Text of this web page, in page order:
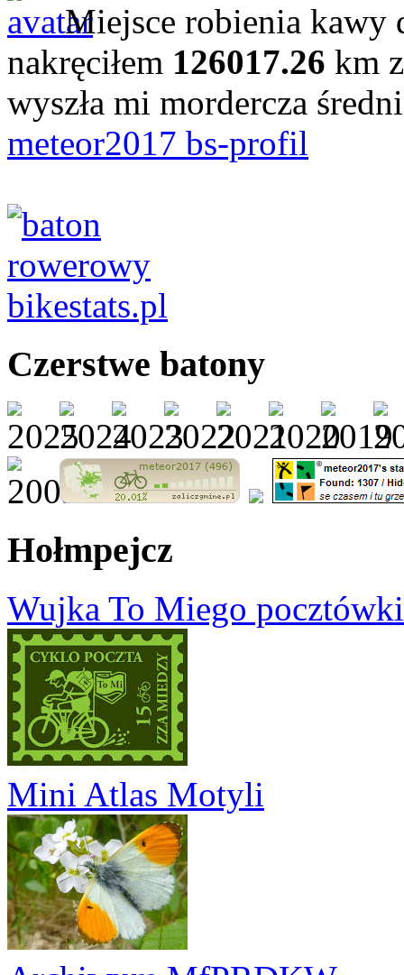
Miejsce robienia kawy
nakręciłem 126017.26 km
wyszła mi mordercza
meteor2017 bs-profil
Czerstwe batony
Hołmpejcz
Wujka To Miego
Mini Atlas Motyli